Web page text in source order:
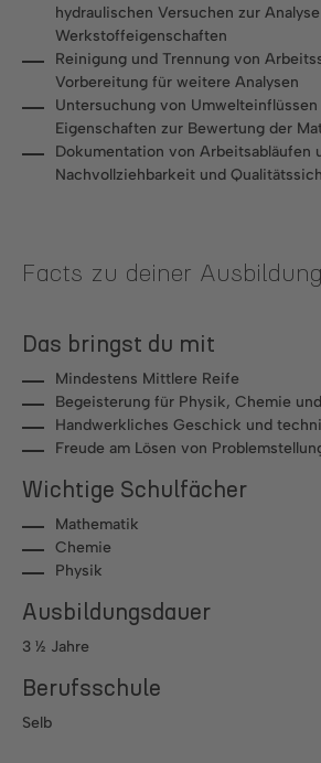
hydraulischen Versuchen zur
Werkstoffeigenschaften
Reinigung und Trennung von
Vorbereitung für weitere Analysen
Untersuchung von
Eigenschaften zur Bewertung der
Dokumentation von Arbeitsabläufen
Nachvollziehbarkeit und
Facts zu deiner Ausbildung
Das bringst du mit
Mindestens Mittlere Reife
Begeisterung für Physik, Chemie
Handwerkliches Geschick und
Freude am Lösen von
Wichtige Schulfächer
Mathematik
Chemie
Physik
Ausbildungsdauer
3 ½ Jahre
Berufsschule
Selb